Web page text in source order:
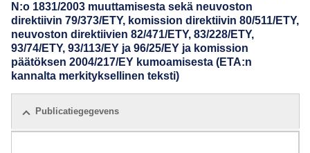
N:o 1831/2003 muuttamisesta sekä neuvoston
direktiivin 79/373/ETY, komission direktiivin 80/511/ETY,
neuvoston direktiivien 82/471/ETY, 83/228/ETY,
93/74/ETY, 93/113/EY ja 96/25/EY ja komission
päätöksen 2004/217/EY kumoamisesta (ETA:n
kannalta merkityksellinen teksti)
Publicatiegegevens